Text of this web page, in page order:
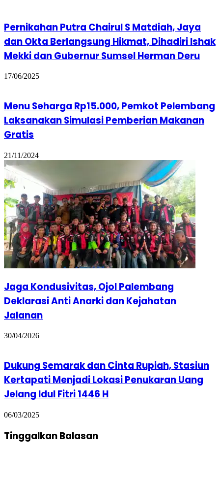
Pernikahan Putra Chairul S Matdiah, Jaya
dan Okta Berlangsung Hikmat, Dihadiri Ishak
Mekki dan Gubernur Sumsel Herman Deru
17/06/2025
Menu Seharga Rp15.000, Pemkot Pelembang
Laksanakan Simulasi Pemberian Makanan
Gratis
21/11/2024
Jaga Kondusivitas, Ojol Palembang
Deklarasi Anti Anarki dan Kejahatan
Jalanan
30/04/2026
Dukung Semarak dan Cinta Rupiah, Stasiun
Kertapati Menjadi Lokasi Penukaran Uang
Jelang Idul Fitri 1446 H
06/03/2025
Tinggalkan Balasan